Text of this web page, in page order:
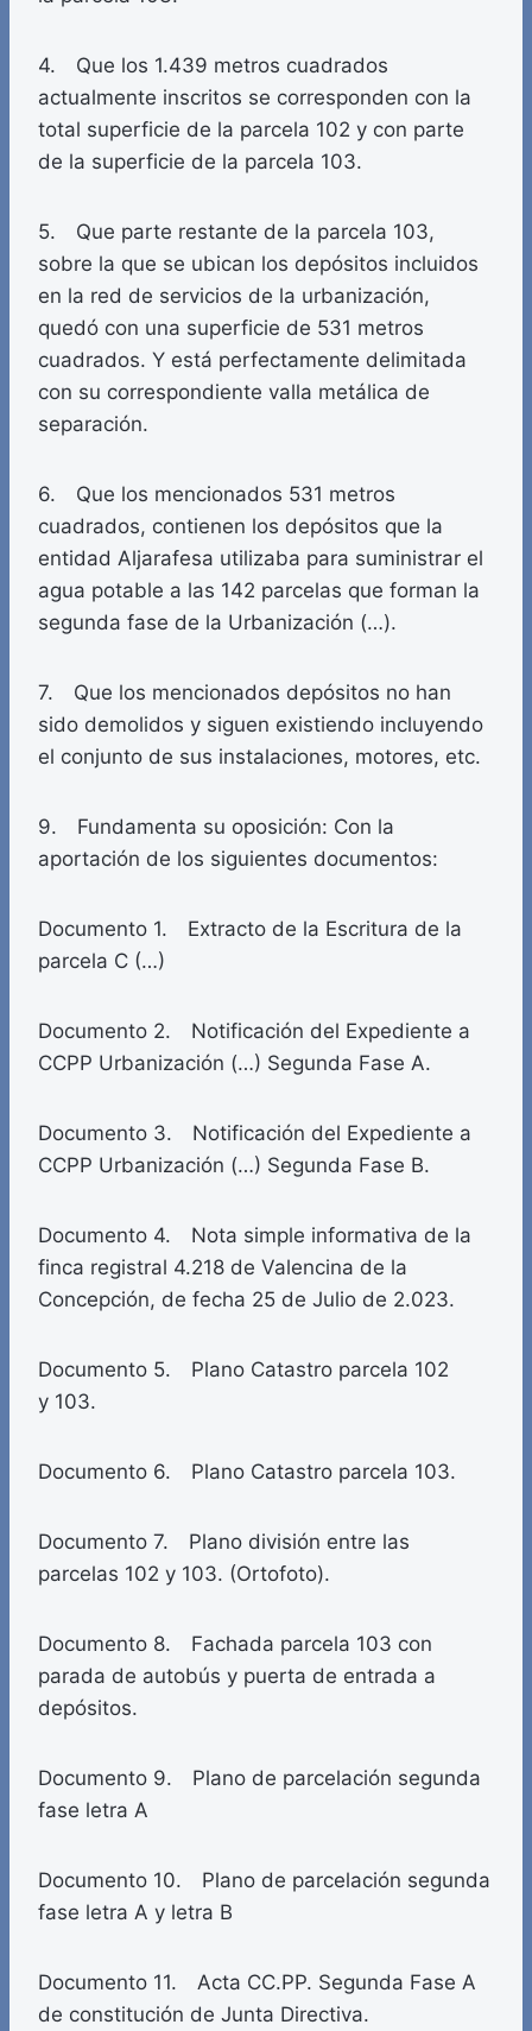
4. Que los 1.439 metros cuadrados
actualmente inscritos se corresponden con la
total superficie de la parcela 102 y con parte
de la superficie de la parcela 103.
5. Que parte restante de la parcela 103,
sobre la que se ubican los depósitos incluidos
en la red de servicios de la urbanización,
quedó con una superficie de 531 metros
cuadrados. Y está perfectamente delimitada
con su correspondiente valla metálica de
separación.
6. Que los mencionados 531 metros
cuadrados, contienen los depósitos que la
entidad Aljarafesa utilizaba para suministrar el
agua potable a las 142 parcelas que forman la
segunda fase de la Urbanización (…).
7. Que los mencionados depósitos no han
sido demolidos y siguen existiendo incluyendo
el conjunto de sus instalaciones, motores, etc.
9. Fundamenta su oposición: Con la
aportación de los siguientes documentos:
Documento 1. Extracto de la Escritura de la
parcela C (…)
Documento 2. Notificación del Expediente a
CCPP Urbanización (…) Segunda Fase A.
Documento 3. Notificación del Expediente a
CCPP Urbanización (…) Segunda Fase B.
Documento 4. Nota simple informativa de la
finca registral 4.218 de Valencina de la
Concepción, de fecha 25 de Julio de 2.023.
Documento 5. Plano Catastro parcela 102
y 103.
Documento 6. Plano Catastro parcela 103.
Documento 7. Plano división entre las
parcelas 102 y 103. (Ortofoto).
Documento 8. Fachada parcela 103 con
parada de autobús y puerta de entrada a
depósitos.
Documento 9. Plano de parcelación segunda
fase letra A
Documento 10. Plano de parcelación segunda
fase letra A y letra B
Documento 11. Acta CC.PP. Segunda Fase A
de constitución de Junta Directiva.